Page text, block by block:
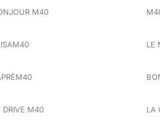
M40
DRIVE M40
LE
LA